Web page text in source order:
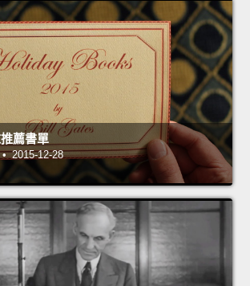
薦書單
2015-12-28